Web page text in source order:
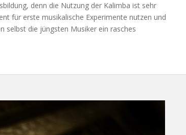
denn die Nutzung der Kalimba ist sehr
für erste musikalische Experimente nutzen und
selbst die jüngsten Musiker ein rasches